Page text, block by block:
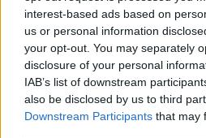
interest-based ads based on
us or personal information
your opt-out. You may separately
disclosure of your personal
IAB’s list of downstream
also be disclosed by us to third
Downstream Participants that may
Από κάτι
ακούσουμε τον
ΠΑΝΑΙΤΩΛΙΚΟΣ
Το πανηγύρισε
«Μαζί, μεγάλη